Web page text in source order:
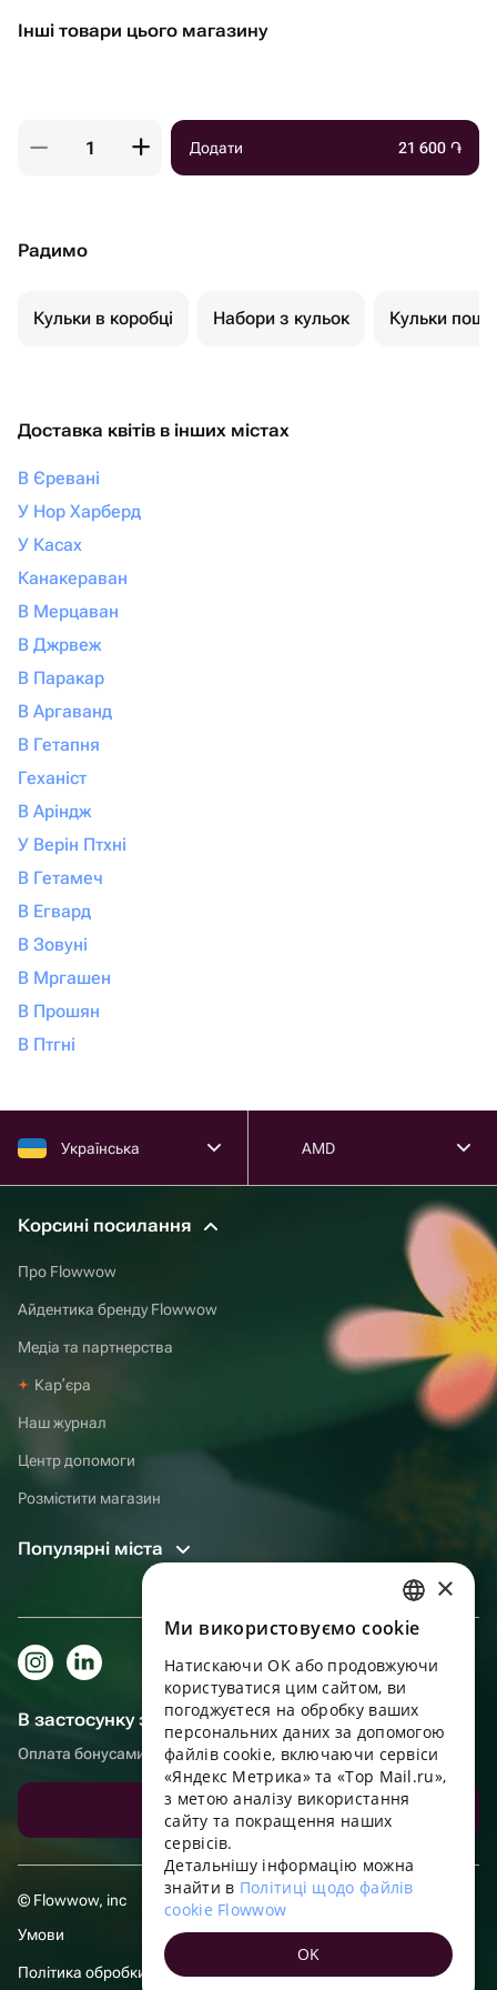
Інші товари цього магазину
Додати 21 600 ֏
Радимо
Кульки в коробці Набори з кульок Кульки
Доставка квітів в інших містах
В Єревані
У Нор Харберд
У Касах
Канакераван
В Мерцаван
В Джрвеж
В Паракар
В Аргаванд
В Гетапня
Геханіст
В Аріндж
У Верін Птхні
В Гетамеч
В Егвард
В Зовуні
В Мргашен
В Прошян
В Птгні
Українська AMD
Корсині посилання
Про Flowwow
Айдентика бренду Flowwow
Медіа та партнерства
Карʼєра
Наш журнал
Центр допомоги
Розмістити магазин
Популярні міста
В застосунку зручніше!
Оплата бонусами, самовивіз, зручний чат підтримки
Завантажити додаток
© Flowwow, inc
Умови
Політика обробки даних
RUSSIAN
ENGLISH
UKRAINIAN
PORTUGUESE
SPANISH
HUNGARIAN
FRENCH
TURKISH
×
Ми використовуємо cookie
Натискаючи OK або продовжуючи
користуватися цим сайтом, ви
погоджуєтеся на обробку ваших
персональних даних за допомогою
файлів cookie, включаючи сервіси
«Яндекс Метрика» та «Top Mail.ru»,
з метою аналізу використання
сайту та покращення наших
сервісів.
Детальнішу інформацію можна
знайти в Політиці щодо файлів
cookie Flowwow
OK